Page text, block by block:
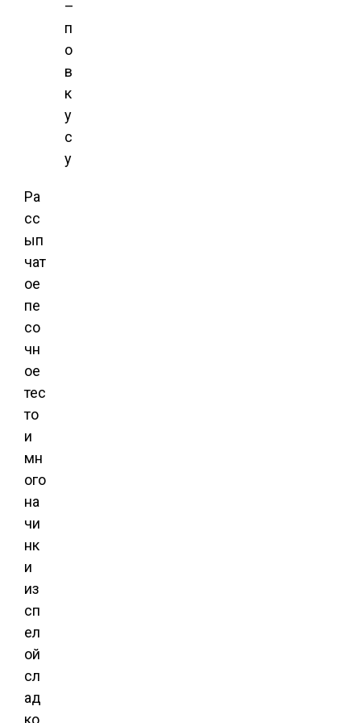
–
п
о
в
к
у
с
у
Ра
сс
ып
чат
ое
пе
со
чн
ое
тес
то
и
мн
ого
на
чи
нк
и
из
сп
ел
ой
сл
ад
ко